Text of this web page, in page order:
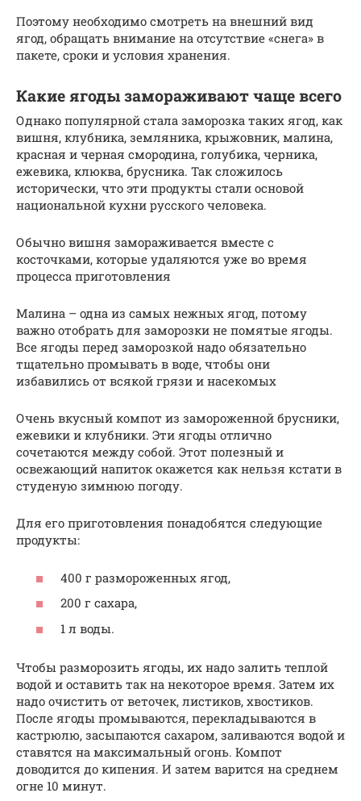
Поэтому необходимо смотреть на внешний вид
ягод, обращать внимание на отсутствие «снега» в
пакете, сроки и условия хранения.
Какие ягоды замораживают чаще всего
Однако популярной стала заморозка таких ягод, как
вишня, клубника, земляника, крыжовник, малина,
красная и черная смородина, голубика, черника,
ежевика, клюква, брусника. Так сложилось
исторически, что эти продукты стали основой
национальной кухни русского человека.
Обычно вишня замораживается вместе с
косточками, которые удаляются уже во время
процесса приготовления
Малина – одна из самых нежных ягод, потому
важно отобрать для заморозки не помятые ягоды.
Все ягоды перед заморозкой надо обязательно
тщательно промывать в воде, чтобы они
избавились от всякой грязи и насекомых
Очень вкусный компот из замороженной брусники,
ежевики и клубники. Эти ягоды отлично
сочетаются между собой. Этот полезный и
освежающий напиток окажется как нельзя кстати в
студеную зимнюю погоду.
Для его приготовления понадобятся следующие
продукты:
400 г размороженных ягод,
200 г сахара,
1 л воды.
Чтобы разморозить ягоды, их надо залить теплой
водой и оставить так на некоторое время. Затем их
надо очистить от веточек, листиков, хвостиков.
После ягоды промываются, перекладываются в
кастрюлю, засыпаются сахаром, заливаются водой и
ставятся на максимальный огонь. Компот
доводится до кипения. И затем варится на среднем
огне 10 минут.